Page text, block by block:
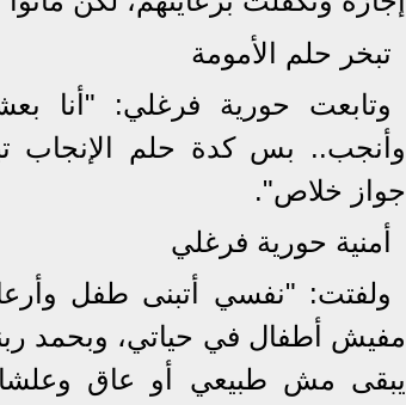
تبخر حلم الأمومة
وتابعت حورية فرغلي: "أنا
وأنجب.. بس كدة حلم الإنجاب
جواز خلاص".
أمنية حورية فرغلي
ولفتت: "نفسي أتبنى طفل
مفيش أطفال في حياتي، وبحمد
يبقى مش طبيعي أو عاق